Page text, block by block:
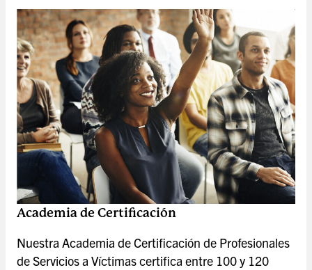
Academia de Certificación
Nuestra Academia de Certificación de Profesionales
de Servicios a Víctimas certifica entre 100 y 120